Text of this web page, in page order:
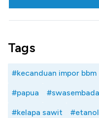
Tags
#kecanduan impor bbm
#papua
#kelapa sawit #etanol